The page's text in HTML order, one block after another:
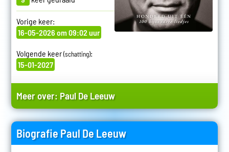
Vorige keer:
16-05-2026 om 09:02 uur
Volgende keer(schatting):
15-01-2027
Meer over: Paul De Leeuw
Biografie Paul De Leeuw